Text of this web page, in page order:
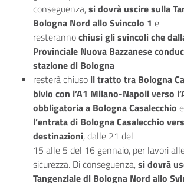
conseguenza,si dovrà uscire sulla
Bologna Nord allo Svincolo 1 e
resterannochiusi gli svincoli che
Provinciale Nuova Bazzanese
stazione di Bologna
resterà chiuso il tratto tra Bologna
bivio con l’A1 Milano-Napoli verso
obbligatoria a Bologna Casalecchio
l’entrata di Bologna Casalecchio
destinazioni, dalle 21 del
15 alle 5 del 16 gennaio, per lavori
sicurezza. Di conseguenza,si dovrà
Tangenziale di Bologna Nord allo